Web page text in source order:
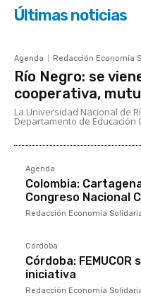
Últimas noticias
Agenda Redacción Economía
Río Negro: se
cooperativa,
La Universidad Nacional de
Departamento de Educación
Agenda
Colombia:
Congreso Nacional
Redacción Economía
Córdoba
Córdoba:
iniciativa
Redacción Economía